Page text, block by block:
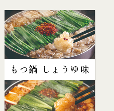
もつ鍋 しょうゆ味